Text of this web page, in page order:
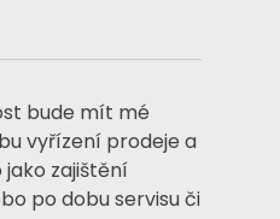
bude mít mé
vyřízení prodeje a
zajištění
po dobu servisu či